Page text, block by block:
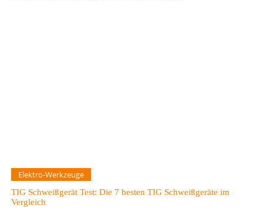
Elektro-Werkzeuge
TIG Schweißgerät Test: Die 7 besten TIG Schweißgeräte im
Vergleich